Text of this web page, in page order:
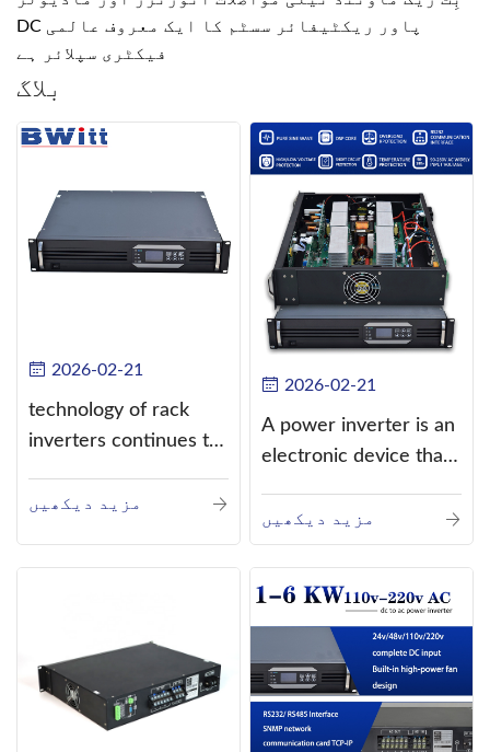
DC پاور ریکٹیفائر سسٹم کا ایک معروف عالمی
فیکٹری سپلائر ہے
بلاگ
2026-02-21
technology of rack
inverters continues to
مزید دیکھیں
2026-02-21
A power inverter is an
electronic device that
current (DC) into
alternating current
مزید دیکھیں